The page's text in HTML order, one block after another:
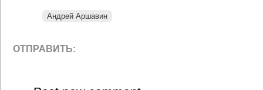
Андрей Аршавин
ОТПРАВИТЬ: